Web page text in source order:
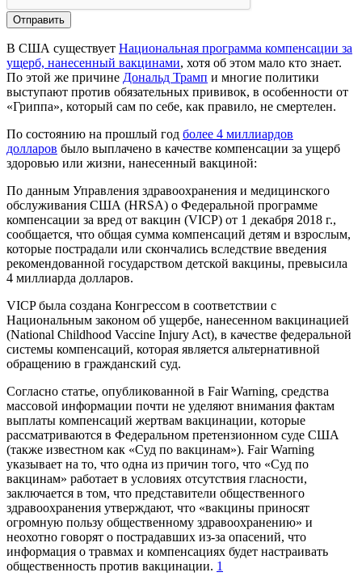
В США существует Национальная программа компенсации за
ущерб, нанесенный вакцинами, хотя об этом мало кто знает.
По этой же причине Дональд Трамп и многие политики
выступают против обязательных прививок, в особенности от
«Гриппа», который сам по себе, как правило, не смертелен.
По состоянию на прошлый год более 4 миллиардов
долларов было выплачено в качестве компенсации за ущерб
здоровью или жизни, нанесенный вакциной:
По данным Управления здравоохранения и медицинского
обслуживания США (HRSA) о Федеральной программе
компенсации за вред от вакцин (VICP) от 1 декабря 2018 г.,
сообщается, что общая сумма компенсаций детям и взрослым,
которые пострадали или скончались вследствие введения
рекомендованной государством детской вакцины, превысила
4 миллиарда долларов.
VICP была создана Конгрессом в соответствии с
Национальным законом об ущербе, нанесенном вакцинацией
(National Childhood Vaccine Injury Act), в качестве федеральной
системы компенсаций, которая является альтернативной
обращению в гражданский суд.
Согласно статье, опубликованной в Fair Warning, средства
массовой информации почти не уделяют внимания фактам
выплаты компенсаций жертвам вакцинации, которые
рассматриваются в Федеральном претензионном суде США
(также известном как «Суд по вакцинам»). Fair Warning
указывает на то, что одна из причин того, что «Суд по
вакцинам» работает в условиях отсутствия гласности,
заключается в том, что представители общественного
здравоохранения утверждают, что «вакцины приносят
огромную пользу общественному здравоохранению» и
неохотно говорят о пострадавших из-за опасений, что
информация о травмах и компенсациях будет настраивать
общественность против вакцинации. 1